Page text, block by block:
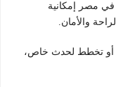
مصر إمكانية
والأمان.
أو تخطط لحدث خاص،